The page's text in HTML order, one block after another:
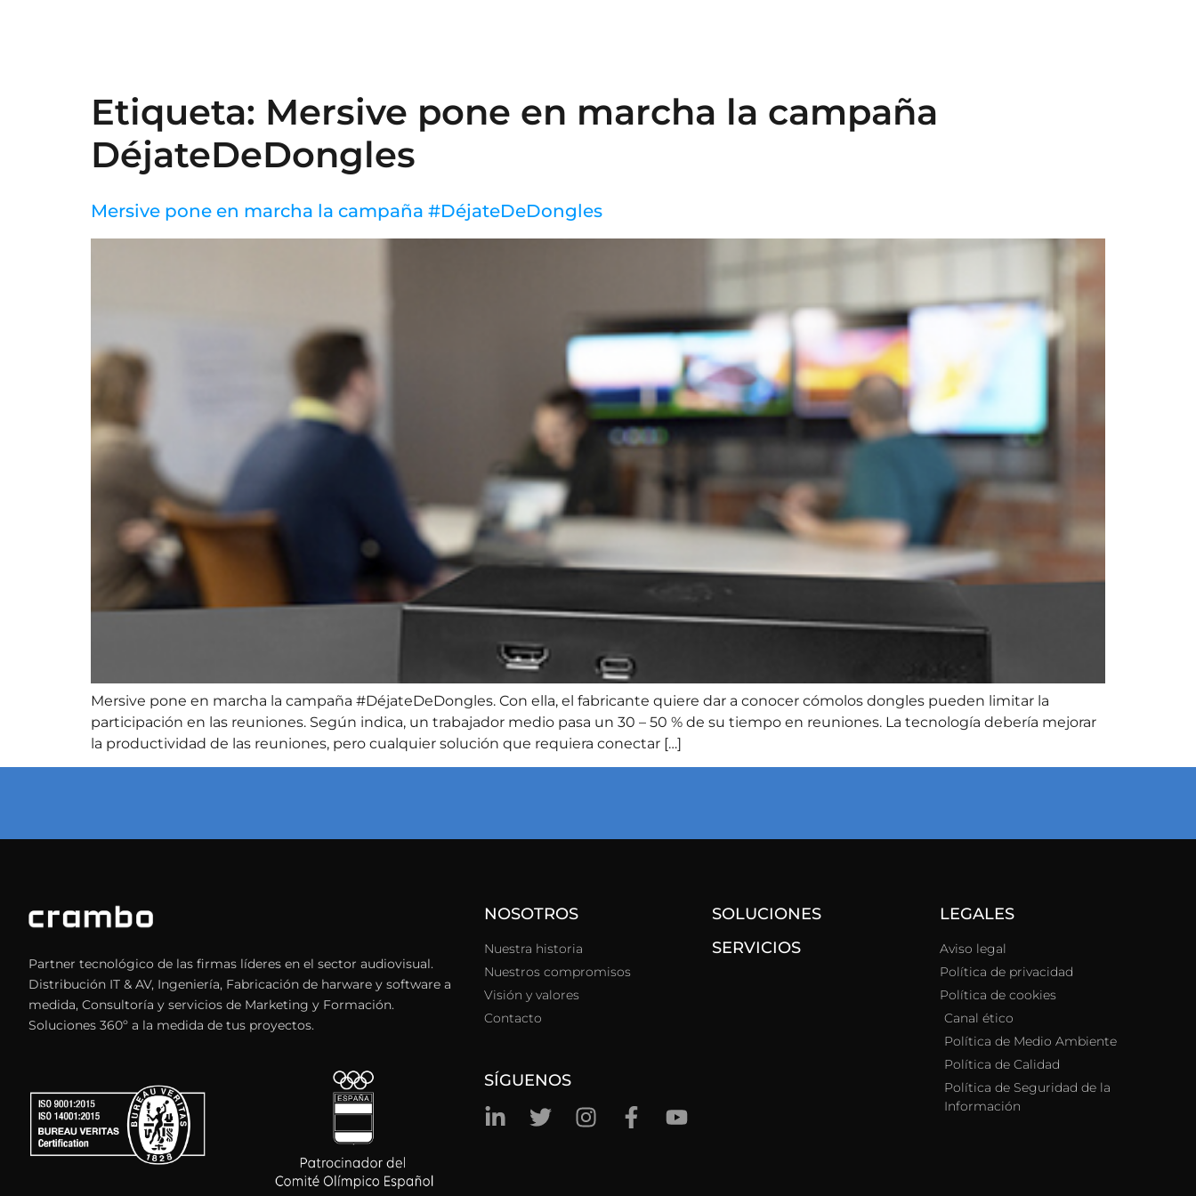
Etiqueta: Mersive pone en marcha la campaña
DéjateDeDongles
Mersive pone en marcha la campaña #DéjateDeDongles
Mersive pone en marcha la campaña #DéjateDeDongles. Con ella, el fabricante quiere dar a conocer cómolos dongles pueden limitar la
participación en las reuniones. Según indica, un trabajador medio pasa un 30 – 50 % de su tiempo en reuniones. La tecnología debería mejorar
la productividad de las reuniones, pero cualquier solución que requiera conectar […]
Partner tecnológico de las firmas líderes en el sector audiovisual.
Distribución IT & AV, Ingeniería, Fabricación de harware y software a
medida, Consultoría y servicios de Marketing y Formación.
Soluciones 360º a la medida de tus proyectos.
NOSOTROS
Nuestra historia
Nuestros compromisos
Visión y valores
Contacto
SÍGUENOS
SOLUCIONES
SERVICIOS
LEGALES
Aviso legal
Política de privacidad
Política de cookies
Canal ético
Política de Medio Ambiente
Política de Calidad
Política de Seguridad de la
Información